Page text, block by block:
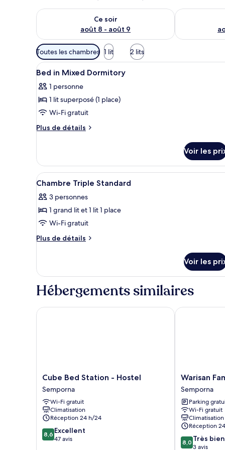
Ce soir
août 8 - août 9
Vérifier la disponibilité pour ce soir août 8 - août 9
Vérifier la
Filtres
disponibles
pour
chambres
Toutes les chambres 1 lit 2 lits
Afficher
toutes
les
photos
pour
ce
chambre :
Bed
in
Mixed
Dormitory
4
Bed in Mixed Dormitory
1 personne
1 lit superposé (1 place)
Wi-Fi gratuit
Plus de détails
Plus
le
type
de
Bed
in
Dormitory
Voir les
Afficher
toutes
les
photos
pour
ce
chambre :
Chambre
Triple
Standard
Une chambre d’hôtel avec
8
Chambre Triple Standard
3 personnes
1 grand lit et 1 lit 1 place
Wi-Fi gratuit
Plus de détails
Plus
le
type
de
Chambre
Voir les
Hébergements similaires
Cube
Bed
Station
-
Hostel
Semporna
Cube Bed Station - Hostel
Semporna
Wi-Fi gratuit
Climatisation
Réception 24 h/24
8.6
sur
8,6 Excellent
47 avis
Cube Bed Station - Hostel
Warisan
Family
Inn
Semporna
Warisan
Semporna
Parking
Wi-Fi gratuit
Climatisation
Réception
8.0
sur
8,0 Très bien
3 avis
Warisan